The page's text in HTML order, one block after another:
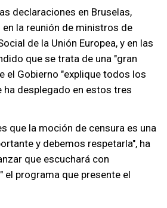
declaraciones en Bruselas,
la reunión de ministros de
de la Unión Europea, y en las
que se trata de una "gran
el Gobierno "explique todos los
ha desplegado en estos tres
que la moción de censura es una
y debemos respetarla", ha
que escuchará con
el programa que presente el